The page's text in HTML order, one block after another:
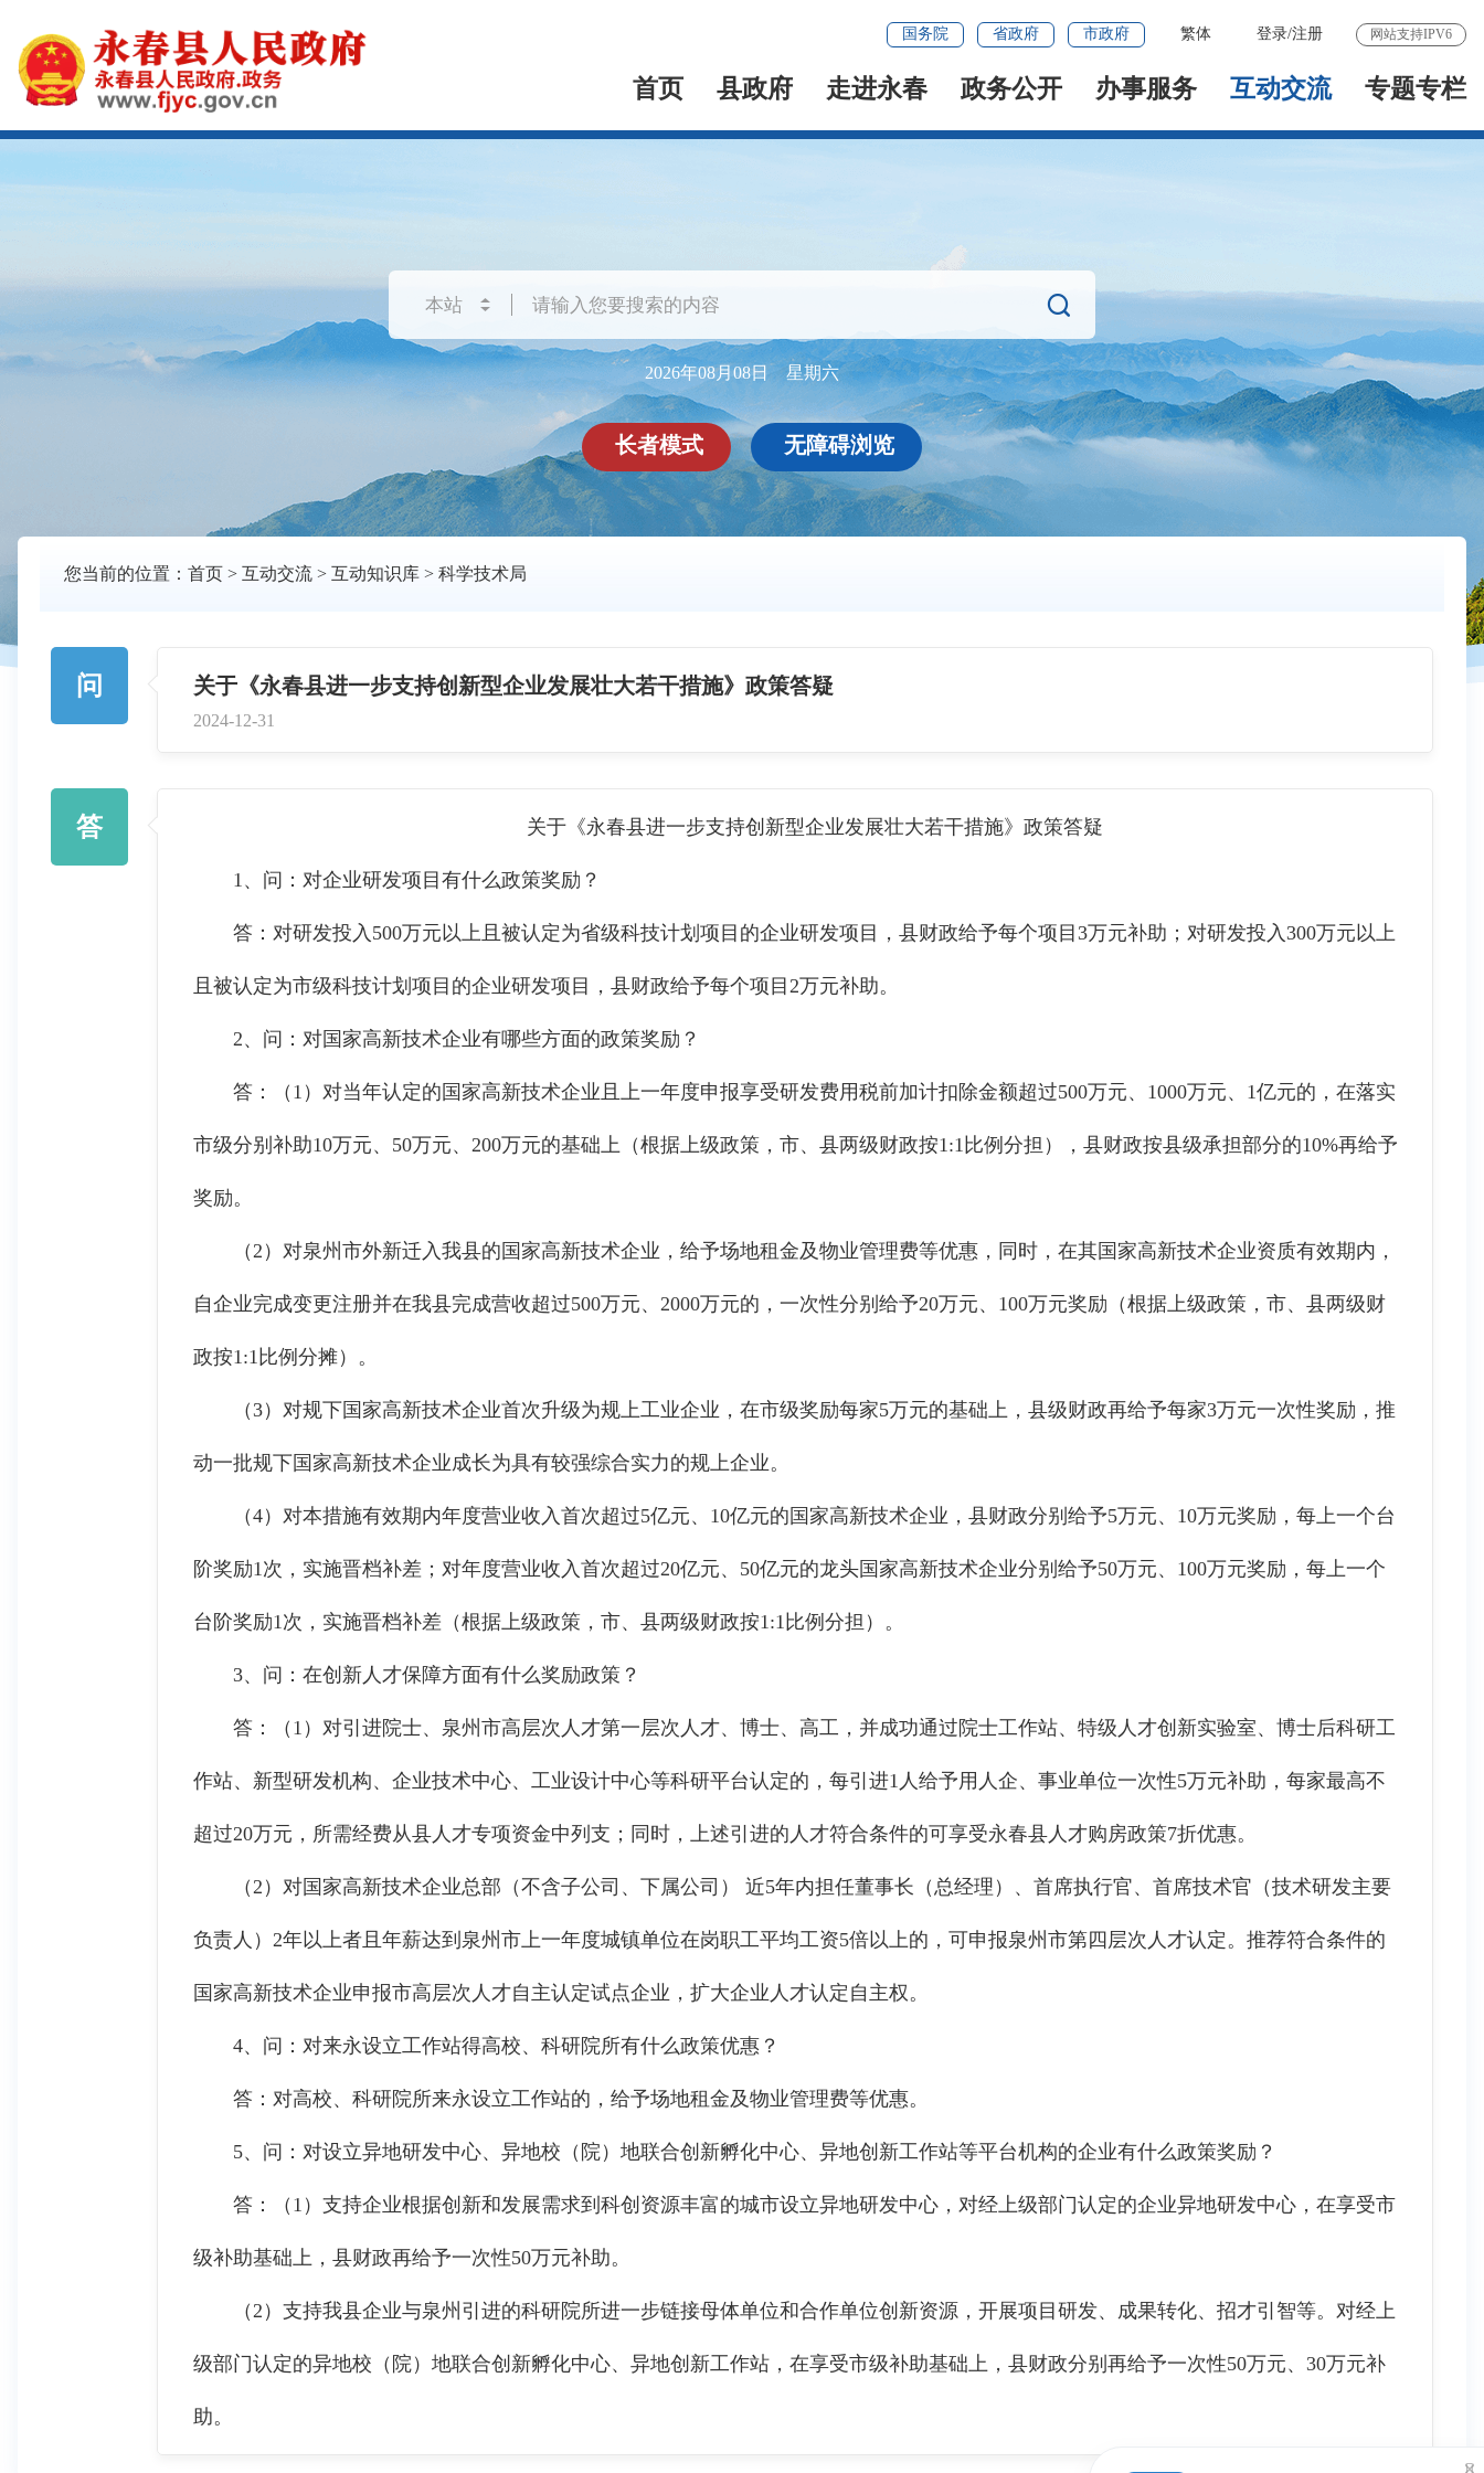
国务院 省政府 市政府 繁体 登录/注册 网站支持IPV6
首页 县政府 走进永春 政务公开 办事服务 互动交流 专题专栏

2026年08月08日 星期六
长者模式 无障碍浏览
您当前的位置： 首页> 互动交流> 互动知识库> 科学技术局
问 关于《永春县进一步支持创新型企业发展壮大若干措施》政策答疑
2024-12-31
答 关于《永春县进一步支持创新型企业发展壮大若干措施》政策答疑
1、问：对企业研发项目有什么政策奖励？
答：对研发投入500万元以上且被认定为省级科技计划项目的企业研发项目，县财政给予每个项目3万元补助；对研发投入300万元以上
且被认定为市级科技计划项目的企业研发项目，县财政给予每个项目2万元补助。
2、问：对国家高新技术企业有哪些方面的政策奖励？
答：（1）对当年认定的国家高新技术企业且上一年度申报享受研发费用税前加计扣除金额超过500万元、1000万元、1亿元的，在落实
市级分别补助10万元、50万元、200万元的基础上（根据上级政策，市、县两级财政按1:1比例分担），县财政按县级承担部分的10%再给予
奖励。
（2）对泉州市外新迁入我县的国家高新技术企业，给予场地租金及物业管理费等优惠，同时，在其国家高新技术企业资质有效期内，
自企业完成变更注册并在我县完成营收超过500万元、2000万元的，一次性分别给予20万元、100万元奖励（根据上级政策，市、县两级财
政按1:1比例分摊）。
（3）对规下国家高新技术企业首次升级为规上工业企业，在市级奖励每家5万元的基础上，县级财政再给予每家3万元一次性奖励，推
动一批规下国家高新技术企业成长为具有较强综合实力的规上企业。
（4）对本措施有效期内年度营业收入首次超过5亿元、10亿元的国家高新技术企业，县财政分别给予5万元、10万元奖励，每上一个台
阶奖励1次，实施晋档补差；对年度营业收入首次超过20亿元、50亿元的龙头国家高新技术企业分别给予50万元、100万元奖励，每上一个
台阶奖励1次，实施晋档补差（根据上级政策，市、县两级财政按1:1比例分担）。
3、问：在创新人才保障方面有什么奖励政策？
答：（1）对引进院士、泉州市高层次人才第一层次人才、博士、高工，并成功通过院士工作站、特级人才创新实验室、博士后科研工
作站、新型研发机构、企业技术中心、工业设计中心等科研平台认定的，每引进1人给予用人企、事业单位一次性5万元补助，每家最高不
超过20万元，所需经费从县人才专项资金中列支；同时，上述引进的人才符合条件的可享受永春县人才购房政策7折优惠。
（2）对国家高新技术企业总部（不含子公司、下属公司） 近5年内担任董事长（总经理）、首席执行官、首席技术官（技术研发主要
负责人）2年以上者且年薪达到泉州市上一年度城镇单位在岗职工平均工资5倍以上的，可申报泉州市第四层次人才认定。推荐符合条件的
国家高新技术企业申报市高层次人才自主认定试点企业，扩大企业人才认定自主权。
4、问：对来永设立工作站得高校、科研院所有什么政策优惠？
答：对高校、科研院所来永设立工作站的，给予场地租金及物业管理费等优惠。
5、问：对设立异地研发中心、异地校（院）地联合创新孵化中心、异地创新工作站等平台机构的企业有什么政策奖励？
答：（1）支持企业根据创新和发展需求到科创资源丰富的城市设立异地研发中心，对经上级部门认定的企业异地研发中心，在享受市
级补助基础上，县财政再给予一次性50万元补助。
（2）支持我县企业与泉州引进的科研院所进一步链接母体单位和合作单位创新资源，开展项目研发、成果转化、招才引智等。对经上
级部门认定的异地校（院）地联合创新孵化中心、异地创新工作站，在享受市级补助基础上，县财政分别再给予一次性50万元、30万元补
助。
